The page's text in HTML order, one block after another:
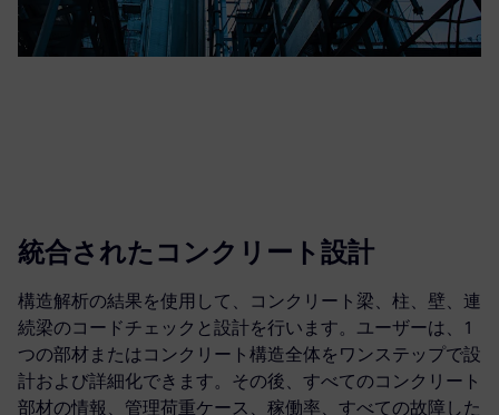
統合されたコンクリート設計
構造解析の結果を使用して、コンクリート梁、柱、壁、連
続梁のコードチェックと設計を行います。ユーザーは、1
つの部材またはコンクリート構造全体をワンステップで設
計および詳細化できます。その後、すべてのコンクリート
部材の情報、管理荷重ケース、稼働率、すべての故障した